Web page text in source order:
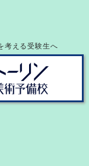
考える受験生へ